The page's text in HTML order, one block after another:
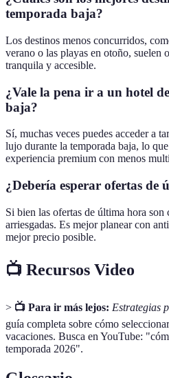
temporada baja?
Los destinos menos concurridos,
verano o las playas en otoño, suelen
tranquila y accesible.
¿Vale la pena ir a un hotel
baja?
Sí, muchas veces puedes acceder a
lujo durante la temporada baja, lo
experiencia premium con menos
¿Debería esperar ofertas de
Si bien las ofertas de última hora son
arriesgadas. Es mejor planear con
mejor precio posible.
📺 Recursos Video
> 📺 Para ir más lejos: Estrategias
guía completa sobre cómo
vacaciones. Busca en YouTube:
temporada 2026".